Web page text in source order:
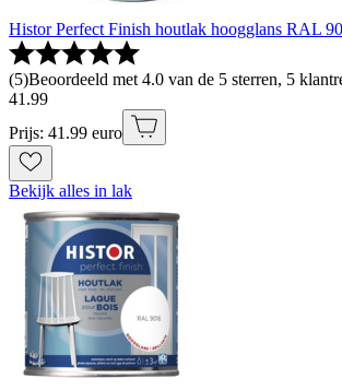
Histor Perfect Finish houtlak hoogglans RAL
(5)Beoordeeld met 4.0 van de 5 sterren, 5
41 .99
Prijs: 41.99 euro
Bekijk alles in lak